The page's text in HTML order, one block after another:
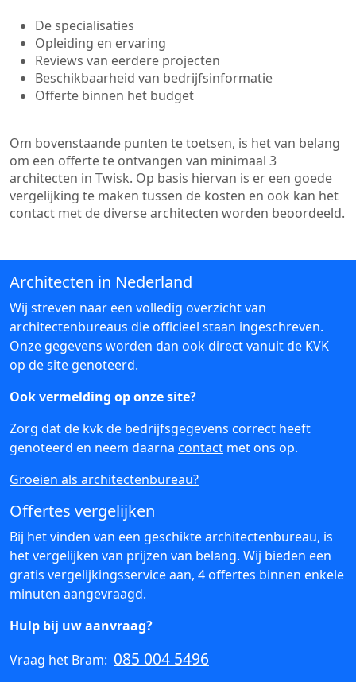
De specialisaties
Opleiding en ervaring
Reviews van eerdere projecten
Beschikbaarheid van bedrijfsinformatie
Offerte binnen het budget
Om bovenstaande punten te toetsen, is het van belang
om een offerte te ontvangen van minimaal 3
architecten in Twisk. Op basis hiervan is er een goede
vergelijking te maken tussen de kosten en ook kan het
contact met de diverse architecten worden beoordeeld.
Architecten in Nederland
Wij streven naar een volledig overzicht van
architectenbureaus die officieel staan ingeschreven.
Onze gegevens worden dan ook direct vanuit de KVK
op de site genoteerd.
Ook vermelding op onze site?
Zorg dat de kvk de bedrijfsgegevens correct heeft
genoteerd en neem daarna contact met ons op.
Groeien als architectenbureau?
Offertes vergelijken
Bij het vinden van een geschikte architectenbureau, is
het vergelijken van prijzen van belang. Wij bieden een
gratis vergelijkingsservice aan, 4 offertes binnen enkele
minuten aangevraagd.
Hulp bij uw aanvraag?
Vraag het Bram: 085 004 5496